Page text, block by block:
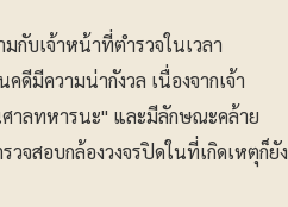
กับเจ้าหน้าที่ตำรวจในเวลา
ดีมีความน่ากังวล เนื่องจากเจ้า
ศาลทหารนะ" และมีลักษณะคล้าย
จสอบกล้องวงจรปิดในที่เกิดเหตุก็ยัง